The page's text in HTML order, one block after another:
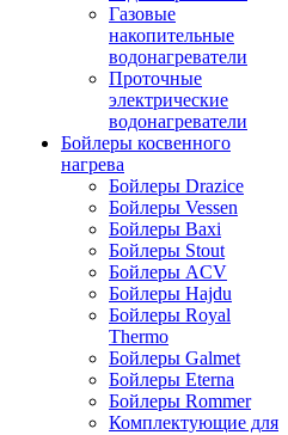
Газовые
накопительные
водонагреватели
Проточные
электрические
водонагреватели
Бойлеры косвенного
нагрева
Бойлеры Drazice
Бойлеры Vessen
Бойлеры Baxi
Бойлеры Stout
Бойлеры ACV
Бойлеры Hajdu
Бойлеры Royal
Thermo
Бойлеры Galmet
Бойлеры Eterna
Бойлеры Rommer
Комплектующие для